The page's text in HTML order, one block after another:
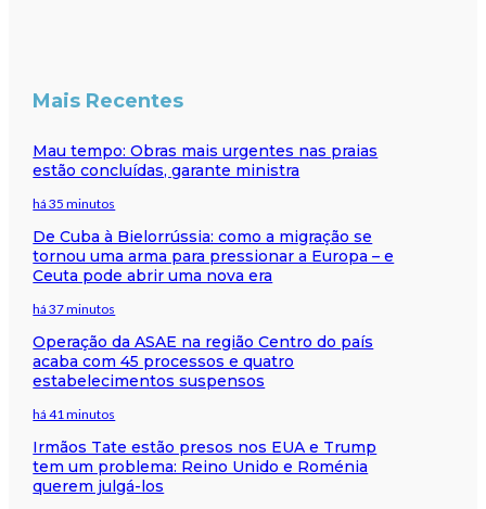
Mais Recentes
Mau tempo: Obras mais urgentes nas praias
estão concluídas, garante ministra
há 35 minutos
De Cuba à Bielorrússia: como a migração se
tornou uma arma para pressionar a Europa – e
Ceuta pode abrir uma nova era
há 37 minutos
Operação da ASAE na região Centro do país
acaba com 45 processos e quatro
estabelecimentos suspensos
há 41 minutos
Irmãos Tate estão presos nos EUA e Trump
tem um problema: Reino Unido e Roménia
querem julgá-los